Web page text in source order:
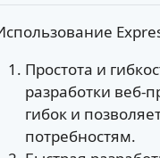
Простота и
разработки веб-
гибок и
потребностям.